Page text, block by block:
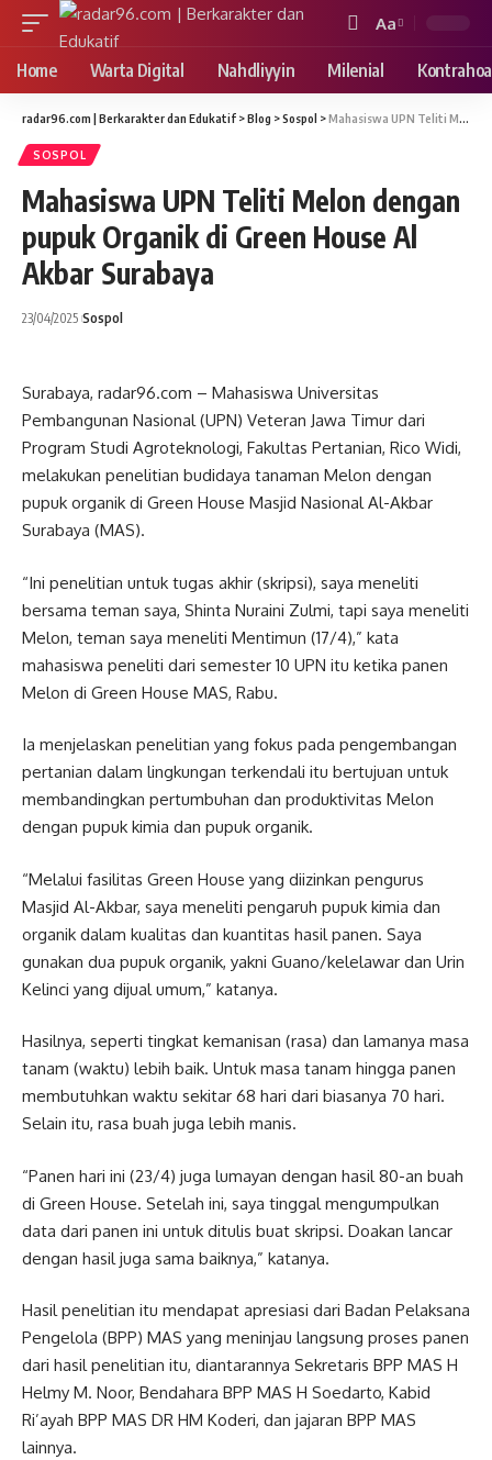
Font
Resizer
Aa
Home Warta Digital Nahdliyyin Milenial
radar96.com | Berkarakter dan Edukatif >Blog >Sospol >Mahasiswa UPN Teliti Melon dengan pupuk Organik di Green House Al Akbar Surabaya
SOSPOL
Mahasiswa UPN Teliti Melon dengan
pupuk Organik di Green House Al
Akbar Surabaya
23/04/2025 Sospol
Surabaya, radar96.com – Mahasiswa Universitas
Pembangunan Nasional (UPN) Veteran Jawa Timur dari
Program Studi Agroteknologi, Fakultas Pertanian, Rico Widi,
melakukan penelitian budidaya tanaman Melon dengan
pupuk organik di Green House Masjid Nasional Al-Akbar
Surabaya (MAS).
“Ini penelitian untuk tugas akhir (skripsi), saya meneliti
bersama teman saya, Shinta Nuraini Zulmi, tapi saya meneliti
Melon, teman saya meneliti Mentimun (17/4),” kata
mahasiswa peneliti dari semester 10 UPN itu ketika panen
Melon di Green House MAS, Rabu.
Ia menjelaskan penelitian yang fokus pada pengembangan
pertanian dalam lingkungan terkendali itu bertujuan untuk
membandingkan pertumbuhan dan produktivitas Melon
dengan pupuk kimia dan pupuk organik.
“Melalui fasilitas Green House yang diizinkan pengurus
Masjid Al-Akbar, saya meneliti pengaruh pupuk kimia dan
organik dalam kualitas dan kuantitas hasil panen. Saya
gunakan dua pupuk organik, yakni Guano/kelelawar dan Urin
Kelinci yang dijual umum,” katanya.
Hasilnya, seperti tingkat kemanisan (rasa) dan lamanya masa
tanam (waktu) lebih baik. Untuk masa tanam hingga panen
membutuhkan waktu sekitar 68 hari dari biasanya 70 hari.
Selain itu, rasa buah juga lebih manis.
“Panen hari ini (23/4) juga lumayan dengan hasil 80-an buah
di Green House. Setelah ini, saya tinggal mengumpulkan
data dari panen ini untuk ditulis buat skripsi. Doakan lancar
dengan hasil juga sama baiknya,” katanya.
Hasil penelitian itu mendapat apresiasi dari Badan Pelaksana
Pengelola (BPP) MAS yang meninjau langsung proses panen
dari hasil penelitian itu, diantarannya Sekretaris BPP MAS H
Helmy M. Noor, Bendahara BPP MAS H Soedarto, Kabid
Ri’ayah BPP MAS DR HM Koderi, dan jajaran BPP MAS
lainnya.